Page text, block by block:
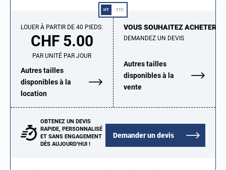
LOUER À PARTIR DE 40 PIEDS:
CHF 5.00
PAR UNITÉ PAR JOUR
Autres tailles
disponibles à la
location
VOUS SOUHAITEZ ACHETER ?
DEMANDEZ UN DEVIS
Autres tailles
disponibles à la
vente
HT TTC
Demander un devis
OBTENEZ UN DEVIS
RAPIDE, PERSONNALISÉ
ET SANS ENGAGEMENT
DÈS AUJOURD’HUI !